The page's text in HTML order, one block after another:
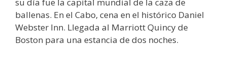
ballenas. En el Cabo, cena en el histórico Daniel
Webster Inn. Llegada al Marriott Quincy de
Boston para una estancia de dos noches.